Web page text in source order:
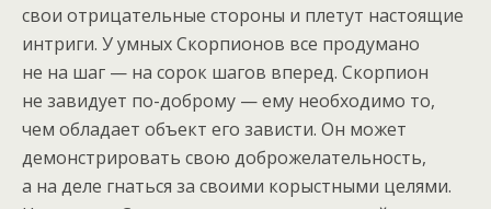
свои отрицательные стороны и плетут настоящие
интриги. У умных Скорпионов все продумано
не на шаг — на сорок шагов вперед. Скорпион
не завидует по-доброму — ему необходимо то,
чем обладает объект его зависти. Он может
демонстрировать свою доброжелательность,
а на деле гнаться за своими корыстными целями.